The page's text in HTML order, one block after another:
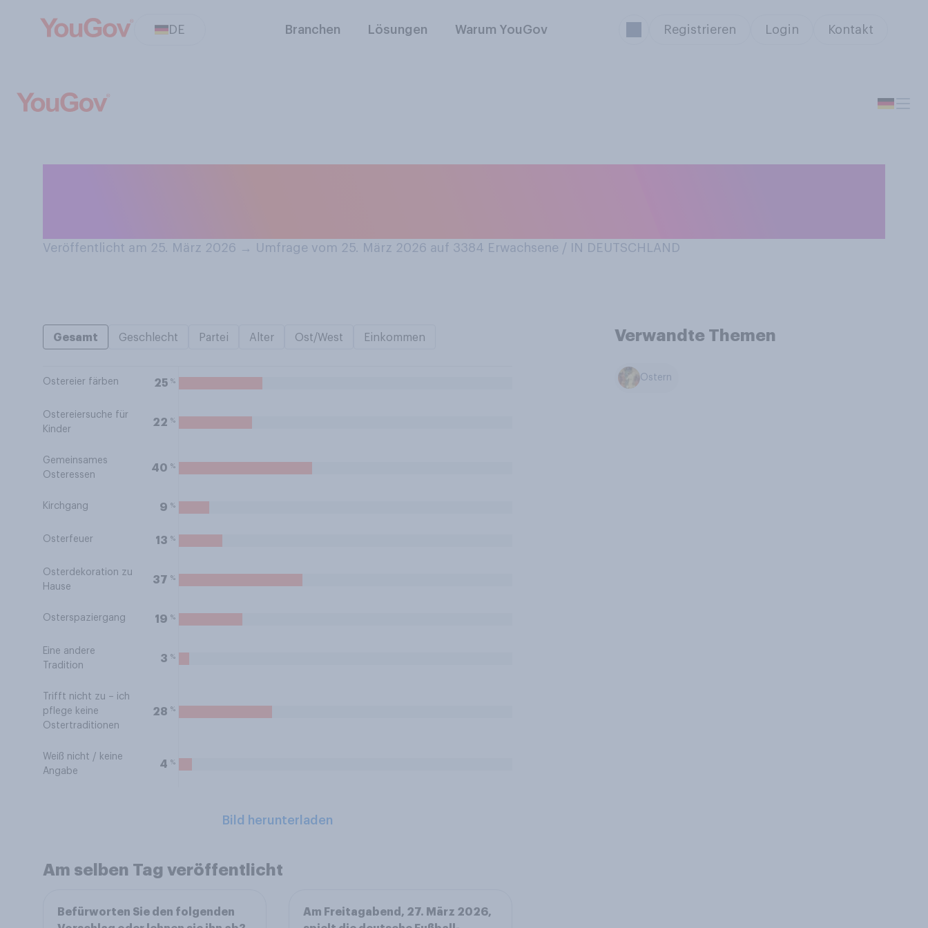
DE Branchen Lösungen Warum YouGov Registrieren Login Kontakt
Veröffentlicht am 25. März 2026 → Umfrage vom 25. März 2026 auf 3384 Erwachsene / IN DEUTSCHLAND
Gesamt Geschlecht Partei Alter Ost/West Einkommen
Ostereier färben 25 %
Ostereiersuche für
Kinder
22 %
Gemeinsames
Osteressen
40 %
Kirchgang 9 %
Osterfeuer 13 %
Osterdekoration zu
Hause
37 %
Osterspaziergang 19 %
Eine andere
Tradition
3 %
Trifft nicht zu – ich
pflege keine
Ostertraditionen
28 %
Weiß nicht / keine
Angabe
4 %
Bild herunterladen
Verwandte Themen
Ostern
Am selben Tag veröffentlicht
Befürworten Sie den folgenden
Am Freitagabend, 27. März 2026,